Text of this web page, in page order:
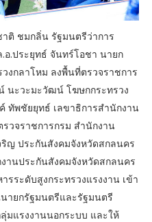
ติ ชมกลิ่น รัฐมนตรีว่าการ
อ.ประยุทธ์ จันทร์โอชา นายก
งกลาโหม ลงพื้นที่ตรวจราชการ
นะวะมะวัฒน์ โฆษกกระทรวง
ทัพชัยยุทธ์ เลขาธิการสำนักงาน
วจราชการกรม สำนักงาน
ญ ประกันสังคมจังหวัดสกลนคร
านประกันสังคมจังหวัดสกลนคร
ระดับสูงกระทรวงแรงงาน เข้า
ายกรัฐมนตรีและรัฐมนตรี
มแรงงานนอกระบบ และให้